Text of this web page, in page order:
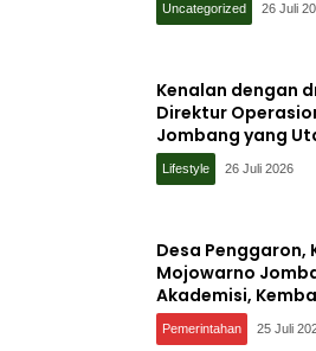
Uncategorized 26 Juli
Kenalan dengan
Direktur
Jombang yang
Ilmiah
Lifestyle 26 Juli 2026
Desa Penggaron,
Mojowarno
Akademisi,
Sustainable
Pemerintahan 25 Juli